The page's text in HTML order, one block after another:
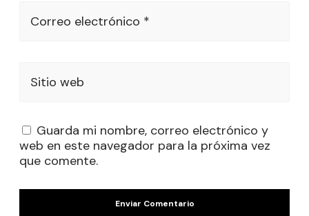
Correo electrónico *
Sitio web
Guarda mi nombre, correo electrónico y
web en este navegador para la próxima vez
que comente.